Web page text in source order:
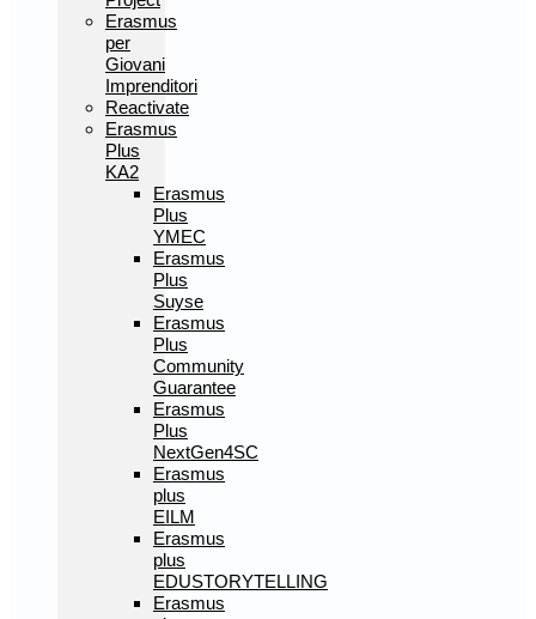
Erasmus
per
Giovani
Imprenditori
Reactivate
Erasmus
Plus
KA2
Erasmus
Plus
YMEC
Erasmus
Plus
Suyse
Erasmus
Plus
Community
Guarantee
Erasmus
Plus
NextGen4SC
Erasmus
plus
EILM
Erasmus
plus
EDUSTORYTELLING
Erasmus